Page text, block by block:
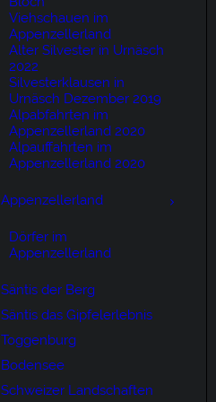
Viehschauen im
Appenzellerland
Alter Silvester in Urnäsch
2022
Silvesterklausen in
Urnäsch Dezember 2019
Alpabfahrten im
Appenzellerland 2020
Alpauffahrten im
Appenzellerland 2020
Appenzellerland
Dörfer im
Appenzellerland
Säntis der Berg
Säntis das Gipfelerlebnis
Toggenburg
Bodensee
Schweizer Landschaften